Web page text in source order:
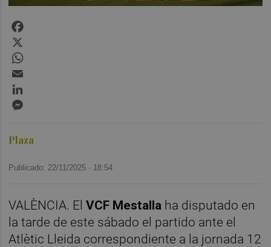
Plaza
Publicado: 22/11/2025 · 18:54
VALÈNCIA. ElVCF Mestalla ha disputado en
la tarde de este sábado el partido ante el
Atlètic Lleida correspondiente a la jornada 12